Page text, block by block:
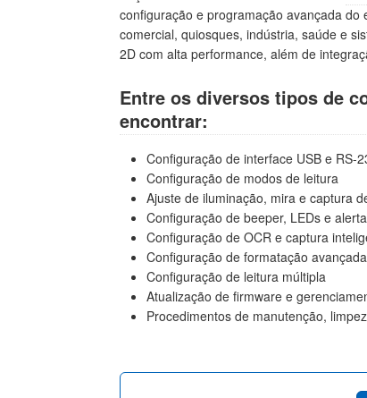
configuração e programação avançada
comercial, quiosques, indústria, saúde e
2D com alta performance, além de
Entre os diversos tipos de
encontrar:
Configuração de interface USB e RS-
Configuração de modos de leitura
Ajuste de iluminação, mira e captura
Configuração de beeper, LEDs e
Configuração de OCR e captura
Configuração de formatação
Configuração de leitura múltipla
Atualização de firmware e
Procedimentos de manutenção,